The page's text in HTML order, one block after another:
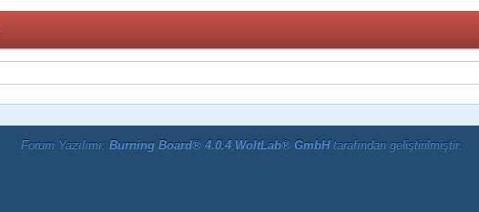
Forum Yazılımı: Burning Board® 4.0.4, WoltLab® GmbHtarafından geliştirilmiştir.